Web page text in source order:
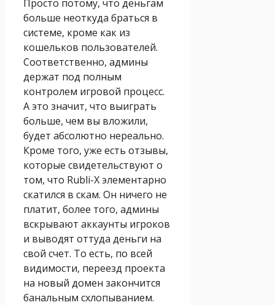
Просто потому, что деньгам
больше неоткуда браться в
системе, кроме как из
кошельков пользователей.
Соответственно, админы
держат под полным
контролем игровой процесс.
А это значит, что выиграть
больше, чем вы вложили,
будет абсолютно нереально.
Кроме того, уже есть отзывы,
которые свидетельствуют о
том, что Rubli-X элементарно
скатился в скам. Он ничего не
платит, более того, админы
вскрывают аккаунты игроков
и выводят оттуда деньги на
свой счет. То есть, по всей
видимости, переезд проекта
на новый домен закончится
банальным схлопыванием.